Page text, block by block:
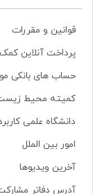
قوانین و مقررات
پرداخت آنلاین
حساب های بانکی
کمیته محیط
دانشگاه علمی
امور بین الملل
آخرین ویدیوها
آدرس دفاتر